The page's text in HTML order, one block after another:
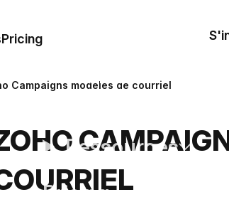
Pricing
Modèles
d'email
Ressources
Pricing
Campaigns modèles de courriel